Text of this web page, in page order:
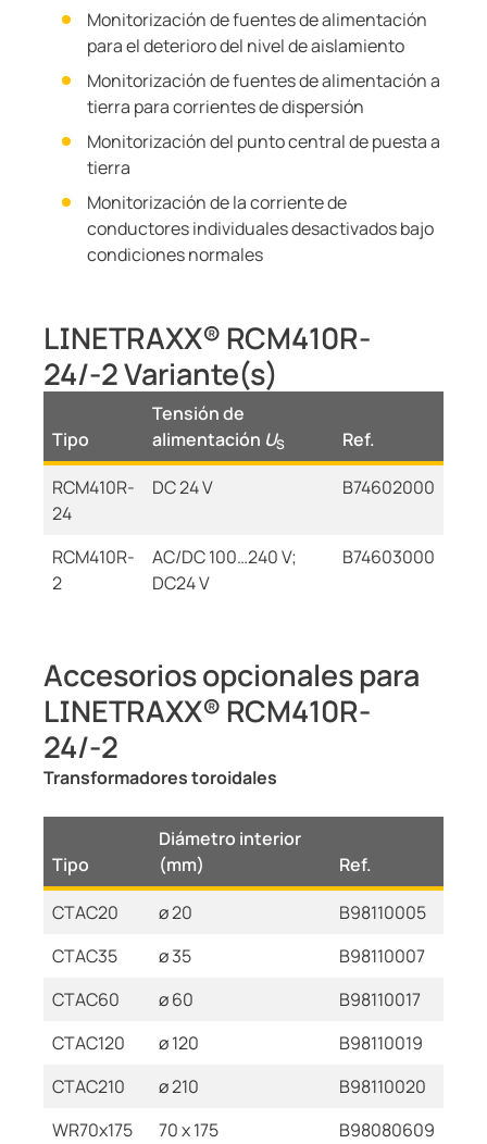
Monitorización de fuentes de alimentación
para el deterioro del nivel de aislamiento
Monitorización de fuentes de alimentación a
tierra para corrientes de dispersión
Monitorización del punto central de puesta a
tierra
Monitorización de la corriente de
conductores individuales desactivados bajo
condiciones normales
LINETRAXX® RCM410R-
24/-2 Variante(s)
Tipo
Tensión de
alimentación US
Ref.
RCM410R-
24
DC 24 V B74602000
RCM410R-
2
AC/DC 100…240 V;
DC24 V
B74603000
Accesorios opcionales para
LINETRAXX® RCM410R-
24/-2
Transformadores toroidales
Tipo
Diámetro interior
(mm)
Ref.
CTAC20
ø 20
B98110005
CTAC35
ø 35
B98110007
CTAC60
ø 60
B98110017
CTAC120
ø 120
B98110019
CTAC210
ø 210
B98110020
WR70x175
70 x 175
B98080609